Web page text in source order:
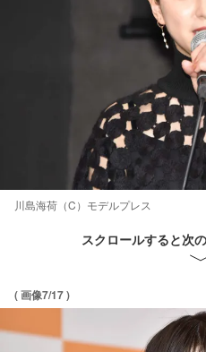
川島海荷（C）モデルプレス
スクロールすると次
( 画像7/17 )